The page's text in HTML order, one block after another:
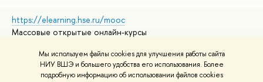
Мы используем файлы cookies для улучшения работы сайта
НИУ ВШЭ и большего удобства его использования. Более
подробную информацию об использовании файлов cookies
https://elearning.hse.ru/mooc
Массовые открытые онлайн-курсы
© НИУ ВШЭ 1993–2026 Адреса и контакты